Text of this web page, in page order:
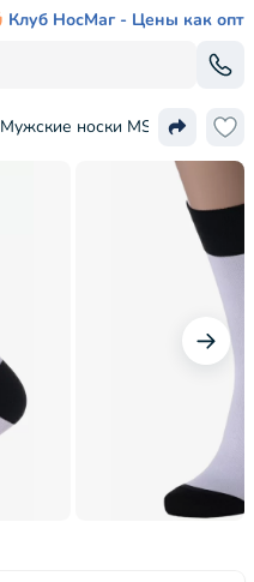
Клуб НосМаг - Цены как опт
Мужские носки MSCLUB №М18